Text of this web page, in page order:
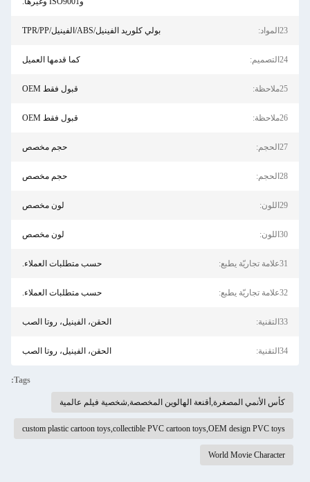
23المواد: بولي كلوريد الفينيل/ABS/الفينيل/TPR/PP
24التصميم: كما قدمها العميل
25ملاحظة: قبول فقط OEM
26ملاحظة: قبول فقط OEM
27الحجم: حجم مخصص
28الحجم: حجم مخصص
29اللون: لون مخصص
30اللون: لون مخصص
31علامة تجاريّة يطبع: حسب متطلبات العملاء.
32علامة تجاريّة يطبع: حسب متطلبات العملاء.
33التقنية: الحقن، الفينيل، روتا الصب
34التقنية: الحقن، الفينيل، روتا الصب
Tags:
كأس الأنمي المصغرة,أقنعة الهالوين المخصصة,شخصية فيلم عالمية
custom plastic cartoon toys,collectible PVC cartoon toys,OEM design PVC toys
World Movie Character